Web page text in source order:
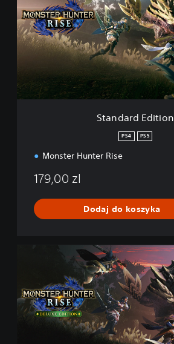
n
d
a
r
i
t
Standard Edition
PS4 PS5
Monster Hunter Rise
179,00 zl
Dodaj do koszyka
x